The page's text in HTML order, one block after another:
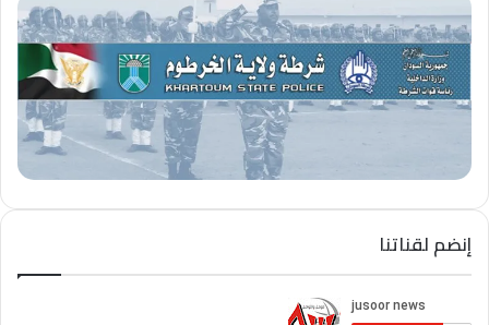
إنضم لقناتنا